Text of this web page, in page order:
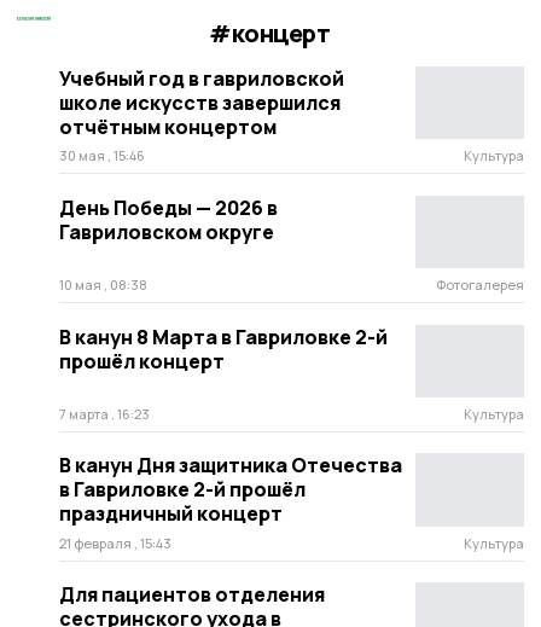
#концерт
Учебный год в гавриловской
школе искусств завершился
отчётным концертом
30 мая , 15:46 Культура
День Победы — 2026 в
Гавриловском округе
10 мая , 08:38 Фотогалерея
В канун 8 Марта в Гавриловке 2-й
прошёл концерт
7 марта , 16:23 Культура
В канун Дня защитника Отечества
в Гавриловке 2-й прошёл
праздничный концерт
21 февраля , 15:43 Культура
Для пациентов отделения
сестринского ухода в